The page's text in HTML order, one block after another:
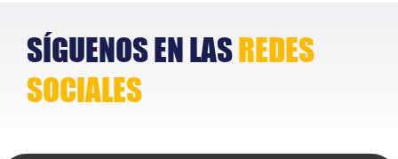
SÍGUENOS EN LASREDES
SOCIALES